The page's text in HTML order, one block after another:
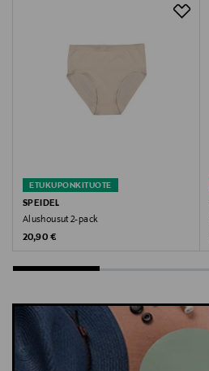
ETUKUPONKITUOTE
SPEIDEL
Alushousut 2-pack
Original Price
20,90 €